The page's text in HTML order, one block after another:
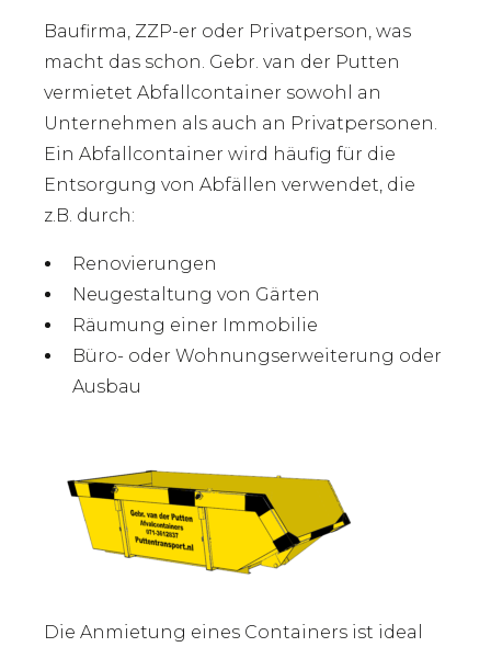
Baufirma, ZZP-er oder Privatperson, was
macht das schon. Gebr. van der Putten
vermietet Abfallcontainer sowohl an
Unternehmen als auch an Privatpersonen.
Ein Abfallcontainer wird häufig für die
Entsorgung von Abfällen verwendet, die
z.B. durch:
Renovierungen
Neugestaltung von Gärten
Räumung einer Immobilie
Büro- oder Wohnungserweiterung oder
Ausbau
Die Anmietung eines Containers ist ideal